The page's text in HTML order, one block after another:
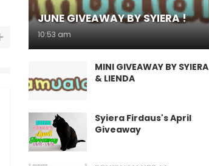
JUNE GIVEAWAY BY SYIERA !
10:53 am
MINI GIVEAWAY BY SYIERA
& LIENDA
Syiera Firdaus's April
Giveaway